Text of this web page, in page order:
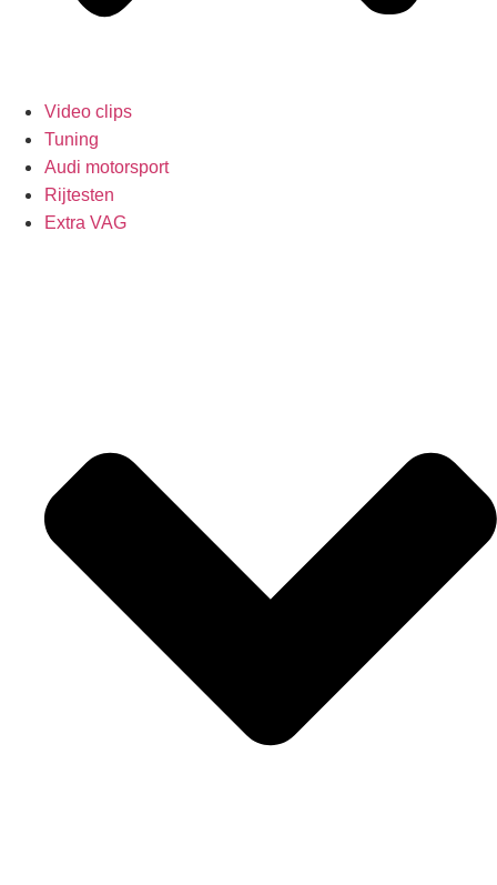
Video clips
Tuning
Audi motorsport
Rijtesten
Extra VAG